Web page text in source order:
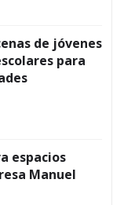
de jóvenes
para
espacios
Manuel